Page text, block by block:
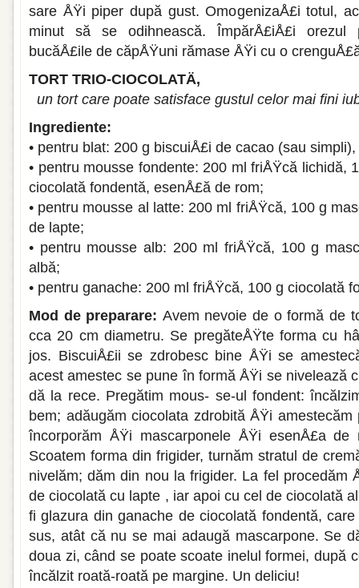
sare ÅŸi piper după gust. OmogenizaÅ£i totul,
minut să se odihnească. ÎmpărÅ£iÅ£i
bucăÅ£ile de căpÅŸuni rămase ÅŸi cu o
TORT TRIO-CIOCOLATÄ‚
un tort care poate satisface gustul celor mai fini
Ingrediente:
• pentru blat: 200 g biscuiÅ£i de cacao (sau
• pentru mousse fondente: 200 ml friÅŸcă lichidă,
ciocolată fondentă, esenÅ£ă de rom;
• pentru mousse al latte: 200 ml friÅŸcă, 100 g
de lapte;
• pen­tru mousse alb: 200 ml friÅŸcă, 100 g
albă;
• pentru ganache: 200 ml friÅŸcă, 100 g ciocolată
Mod de preparare: Avem nevoie de o formă de
cca 20 cm diametru. Se pregăteÅŸte forma cu
jos. BiscuiÅ£ii se zdrobesc bine ÅŸi se
acest amestec se pune în formă ÅŸi se nivelează
dă la rece. Pregătim mous- se-ul fondent:
bem; adăugăm ciocolata zdrobită ÅŸi
încorpo­răm ÅŸi mascarponele ÅŸi esenÅ£a de
Scoatem forma din frigider, turnăm stratul de
nivelăm; dăm din nou la frigider. La fel procedăm
de cio­colată cu lapte , iar apoi cu cel de ciocola­tă
fi glazura din ganache de ciocolată fondentă,
sus, atât că nu se mai adau­gă mascarpone. Se
doua zi, când se poate scoate inelul for­mei, după
încălzit roată-roată pe margine. Un deliciu!